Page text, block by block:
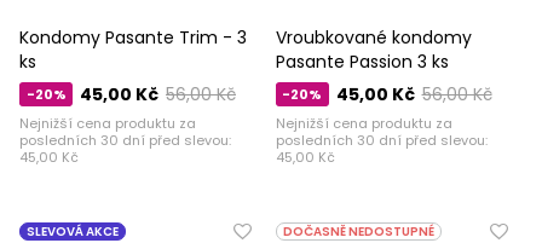
Kondomy Pasante Trim - 3
ks
-20% 56,00 Kč
45,00 Kč
Nejnižší cena produktu za
posledních 30 dní před slevou:
45,00 Kč
Vroubkované kondomy
Pasante Passion 3 ks
-20% 56,00 Kč
45,00 Kč
Nejnižší cena produktu za
posledních 30 dní před slevou:
45,00 Kč
SLEVOVÁ AKCE DOČASNĚ NEDOSTUPNÉ